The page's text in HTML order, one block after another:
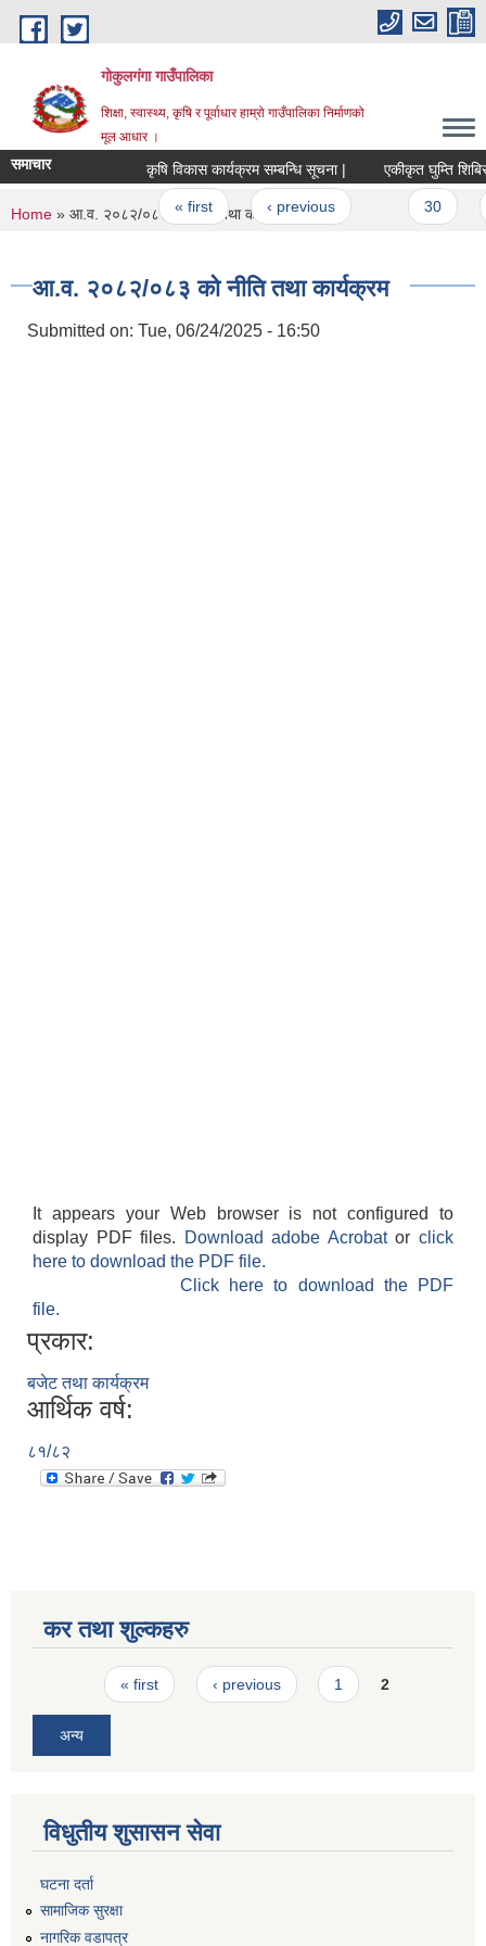
Skip to main content
गोकुलगंगा गाउँपालिका
शिक्षा, स्वास्थ्य, कृषि र पूर्वाधार हाम्रो गाउँपालिका निर्माणको
मूल आधार ।
समाचार कृषि विकास कार्यक्रम सम्बन्धि सूचना | एकीकृत घुम्ति
Pages
« first ‹ previous 30
You are here
Home » आ.व. २०८२/०८३ को नीति तथा कार्यक्रम
आ.व. २०८२/०८३ को नीति तथा कार्यक्रम
Submitted on: Tue, 06/24/2025 - 16:50
It appears your Web browser is not configured to
display PDF files.
Download adobe Acrobatorclick
here to download the PDF file.
Click here to download the PDF
file.
प्रकार:
बजेट तथा कार्यक्रम
आर्थिक वर्ष:
८१/८२
कर तथा शुल्कहरु
Pages« first ‹ previous 1 2
अन्य
विधुतीय शुसासन सेवा
घटना दर्ता
सामाजिक सुरक्षा
नागरिक वडापत्र